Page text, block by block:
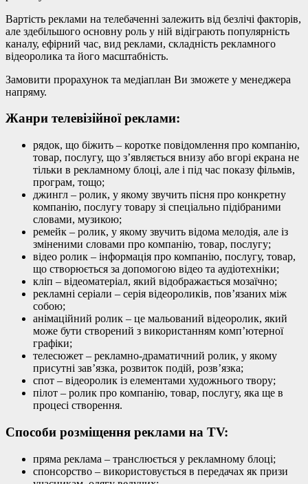
Вартість реклами на телебаченні залежить від безлічі факторів,
але здебільшого основну роль у ній відіграють популярність
каналу, ефірний час, вид реклами, складність рекламного
відеоролика та його масштабність.
Замовити прорахунок та медіаплан Ви зможете у менеджера
напряму.
Жанри телевізійної реклами:
рядок, що біжить – коротке повідомлення про компанію,
товар, послугу, що з’являється внизу або вгорі екрана не
тільки в рекламному блоці, але і під час показу фільмів,
програм, тощо;
джингл – ролик, у якому звучить пісня про конкретну
компанію, послугу товару зі спеціально підібраними
словами, музикою;
ремейк – ролик, у якому звучить відома мелодія, але із
зміненими словами про компанію, товар, послугу;
відео ролик – інформація про компанію, послугу, товар,
що створюється за допомогою відео та аудіотехніки;
кліп – відеоматеріал, який відображається мозаїчно;
рекламні серіали – серія відеороликів, пов’язаних між
собою;
анімаційний ролик – це мальований відеоролик, який
може бути створений з використанням комп’ютерної
графіки;
телесюжет – рекламно-драматичний ролик, у якому
присутні зав’язка, розвиток подій, розв’язка;
спот – відеоролик із елементами художнього твору;
пілот – ролик про компанію, товар, послугу, яка ще в
процесі створення.
Способи розміщення реклами на TV:
пряма реклама – транслюється у рекламному блоці;
спонсорство – використовується в передачах як призи